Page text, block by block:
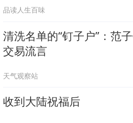
品读人生百味
清洗名单的“钉子户”：范
交易流言
天气观察站
收到大陆祝福后